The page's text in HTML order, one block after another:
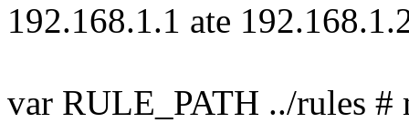
192.168.1.1 ate
var RULE_PATH ../rules #